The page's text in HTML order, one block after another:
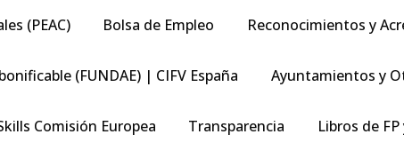
(PEAC) Bolsa de Empleo Reconocimientos y
(FUNDAE) | CIFV España Ayuntamientos y
Comisión Europea Transparencia Libros de